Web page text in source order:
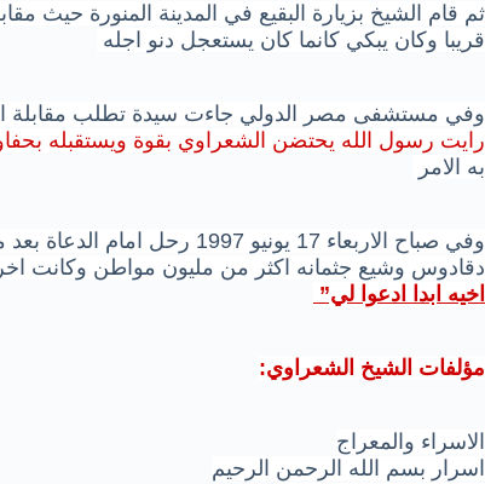
ثم قام الشيخ بزيارة البقيع في المدينة المنورة حيث
قريبا وكان يبكي كانما كان يستعجل دنو اجله
وفي مستشفى مصر الدولي جاءت سيدة تطلب مقابلة
رايت رسول الله يحتضن الشعراوي بقوة ويستقبله
به الامر
دقادوس وشيع جثمانه اكثر من مليون مواطن وكانت
اخيه ابدا ادعوا لي”
مؤلفات الشيخ الشعراوي:
الاسراء والمعراج
اسرار بسم الله الرحمن الرحيم